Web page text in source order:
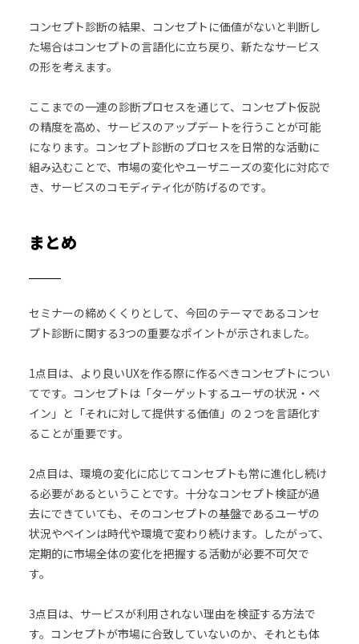
コンセプト診断の結果、コンセプトに価値がないと判断し
た場合はコンセプトの言語化に立ち戻り、新たなサービス
の形を考えます。
ここまでの一連の診断プロセスを通じて、コンセプト仮説
の精度を高め、サービスのアップデートを行うことが可能
になります。コンセプト診断のプロセスを日常的な活動に
組み込むことで、市場の変化やユーザニーズの変化に対応で
き、サービスのコモディティ化が防げるのです。
まとめ
セミナーの締めくくりとして、今回のテーマであるコンセ
プト診断に関する3つの重要なポイントが示されました。
1点目は、より良いUXを作る際に作るべきコンセプトについ
てです。コンセプトは「ターゲットするユーザの状況・ペ
イン」と「それに対して提供する価値」の２つを言語化す
ることが重要です。
2点目は、環境の変化に応じてコンセプトも常に進化し続け
る必要があるということです。十分なコンセプト検証が過
去にできていても、そのコンセプトの基盤であるユーザの
状況やペインは時代や環境で変わり続けます。したがって、
定期的に市場全体の変化を把握する活動が必要不可欠で
す。
3点目は、サービスが利用されない理由を検証する方法で
す。コンセプトが市場に合致していないのか、それとも体